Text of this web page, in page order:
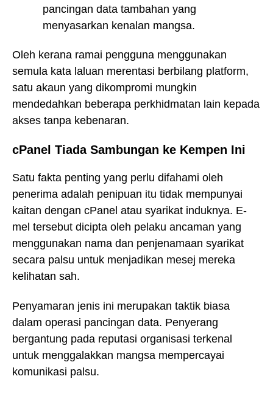
pancingan data tambahan yang
menyasarkan kenalan mangsa.
Oleh kerana ramai pengguna menggunakan
semula kata laluan merentasi berbilang platform,
satu akaun yang dikompromi mungkin
mendedahkan beberapa perkhidmatan lain kepada
akses tanpa kebenaran.
cPanel Tiada Sambungan ke Kempen Ini
Satu fakta penting yang perlu difahami oleh
penerima adalah penipuan itu tidak mempunyai
kaitan dengan cPanel atau syarikat induknya. E-
mel tersebut dicipta oleh pelaku ancaman yang
menggunakan nama dan penjenamaan syarikat
secara palsu untuk menjadikan mesej mereka
kelihatan sah.
Penyamaran jenis ini merupakan taktik biasa
dalam operasi pancingan data. Penyerang
bergantung pada reputasi organisasi terkenal
untuk menggalakkan mangsa mempercayai
komunikasi palsu.